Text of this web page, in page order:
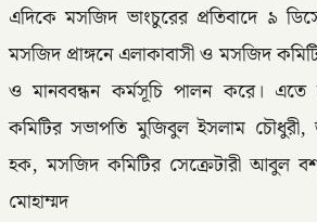
এদিকে মসজিদ ভাংচুরের প্রতিবাদে ৯
মসজিদ প্রাঙ্গনে এলাকাবাসী ও মসজিদ
ও মানববন্ধন কর্মসূচি পালন করে। এতে
কমিটির সভাপতি মুজিবুল ইসলাম চৌধুরী,
হক, মসজিদ কমিটির সেক্রেটারী আবুল
মোহাম্মদ